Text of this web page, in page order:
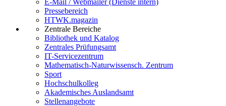
Pressebereich
HTWK.magazin
Zentrale Bereiche
Bibliothek und Katalog
Zentrales Prüfungsamt
IT-Servicezentrum
Mathematisch-Naturwissensch. Zentrum
Sport
Hochschulkolleg
Akademisches Auslandsamt
Stellenangebote